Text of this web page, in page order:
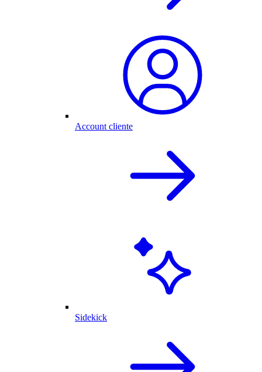
Account cliente
Sidekick